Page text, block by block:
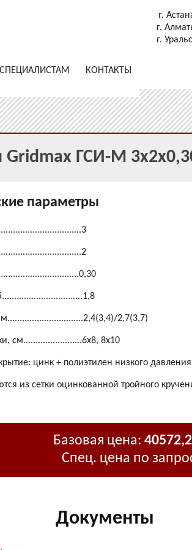
г.
г.
г.
СПЕЦИАЛИСТАМ КОНТАКТЫ
ГСИ-М
параметры
2,7(3,7)
см........................6х8, 8х10
цинк + полиэтилен низкого
из сетки оцинкованной тройного
Базовая цена:
Спец. цена по
Документы